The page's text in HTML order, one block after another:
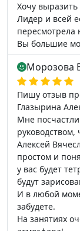
Хочу
Лидер и всей
пересмотрела
Вы большие
Морозова
Пишу отзыв
Глазырина
Мне
Алексей
простом и
у вас будет
будут
И в любой
забудете.
На занятиях